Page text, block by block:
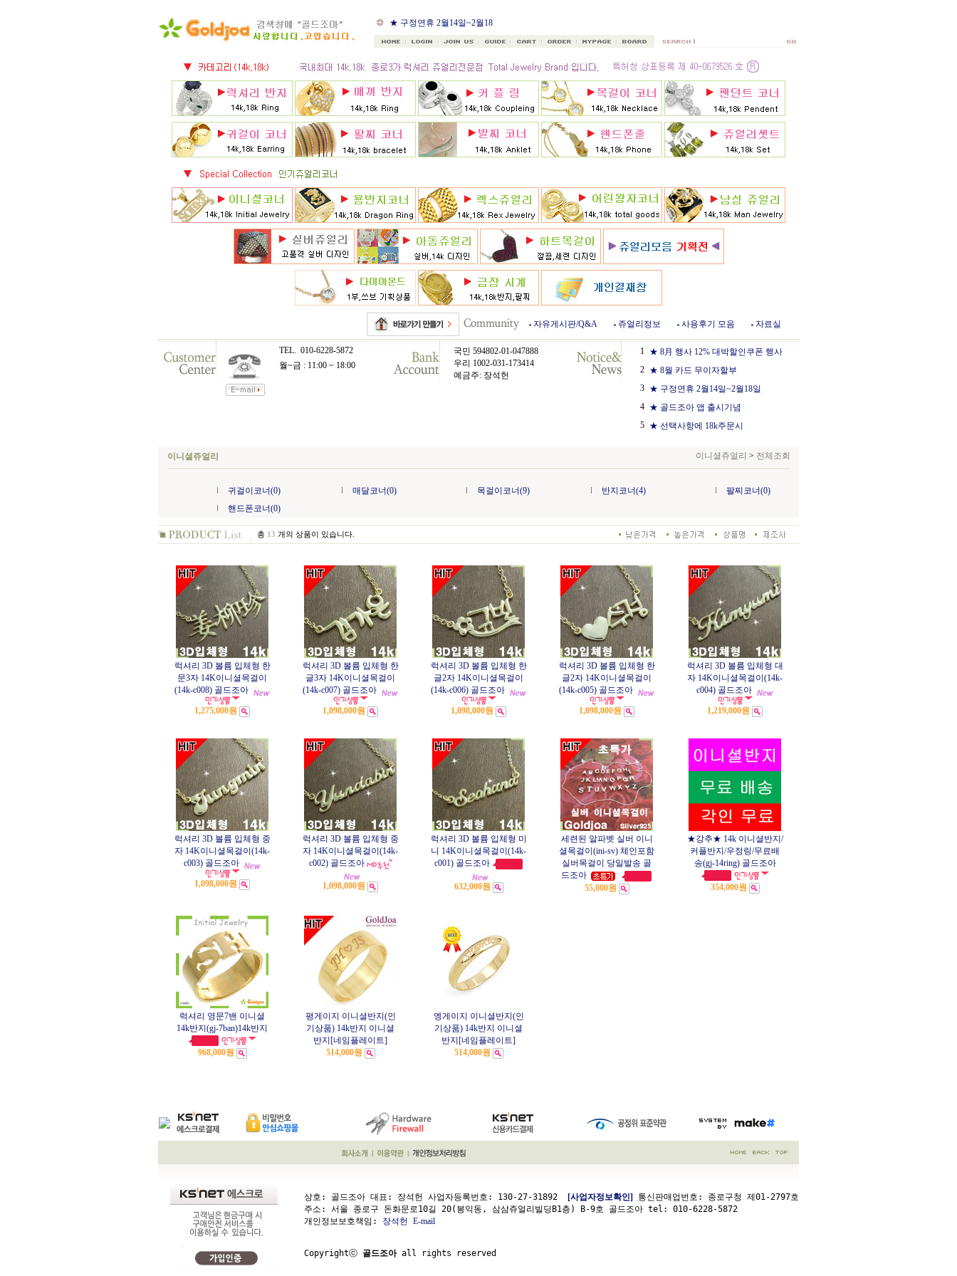
★ 8月 행사 12% 대박할인쿠
폰 행사
★ 구정연휴 2월14일~2월18
일
★ 골드조아 앱 출시기념
자유게시판/Q&A 쥬얼리정보 사용후기 모음 자료실
TEL. 010-6228-5872
월~금 : 11:00 ~ 18:00
국민 594802-01-047888
우리 1002-031-173414
예금주: 장석헌
1 ★ 8月 행사 12% 대박할인쿠폰 행사
2 ★ 8월 카드 무이자할부
3 ★ 구정연휴 2월14일~2월18일
4 ★ 골드조아 앱 출시기념
5 ★ 선택사항에 18k주문시
이니셜쥬얼리 이니셜쥬얼리 > 전체조회
귀걸이코너(0) 매달코너(0) 목걸이코너(9) 반지코너(4)
팔찌코너(0)
핸드폰코너(0)
총 13 개의 상품이 있습니다.
럭셔리 3D 볼륨 입체형 한
문3자 14K이니셜목걸이
(14k-c008) 골드조아
1,275,000원
럭셔리 3D 볼륨 입체형 한
글3자 14K이니셜목걸이
(14k-c007) 골드조아
1,098,000원
럭셔리 3D 볼륨 입체형 한
글2자 14K이니셜목걸이
(14k-c006) 골드조아
1,098,000원
럭셔리 3D 볼륨 입체형 한
글2자 14K이니셜목걸이
(14k-c005) 골드조아
1,098,000원
럭셔리 3D 볼륨 입체형 대
자 14K이니셜목걸이(14k-
c004) 골드조아
1,219,000원
럭셔리 3D 볼륨 입체형 중
자 14K이니셜목걸이(14k-
c003) 골드조아
1,098,000원
럭셔리 3D 볼륨 입체형 중
자 14K이니셜목걸이(14k-
c002) 골드조아
1,098,000원
럭셔리 3D 볼륨 입체형 미
니 14K이니셜목걸이(14k-
c001) 골드조아
632,000원
세련된 알파벳 실버 이니
셜목걸이(ini-sv) 체인포함
실버목걸이 당일발송 골
드조아
55,000원
★강추★ 14k 이니셜반지/
커플반지/우정링/무료배
송(gj-14ring) 골드조아
354,000원
럭셔리 영문7밴 이니셜
14k반지(gj-7ban)14k반지
968,000원
평게이지 이니셜반지(인
기상품) 14k반지 이니셜
반지[네임플레이트]
514,000원
엥게이지 이니셜반지(인
기상품) 14k반지 이니셜
반지[네임플레이트]
514,000원
상호: 골드조아 대표: 장석헌 사업자등록번호: 130-27-31892 [사업자정보확인]
통신판매업번호: 종로구청 제01-2797호
주소: 서울 종로구 돈화문로10길 20(봉익동, 삼삼쥬얼리빌딩B1층) B-9호 골드조아 tel: 010-6228-5872
개인정보보호책임: 장석헌 E-mail
Copyrightⓒ 골드조아 all rights reserved